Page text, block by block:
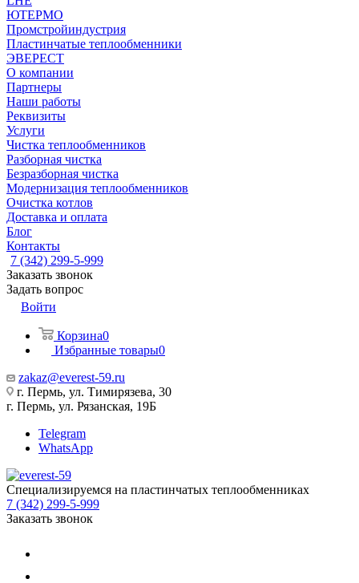
ЮТЕРМО
Промстройиндустрия
Пластинчатые теплообменники
ЭВЕРЕСТ
О компании
Партнеры
Наши работы
Реквизиты
Услуги
Чистка теплообменников
Разборная чистка
Безразборная чистка
Модернизация теплообменников
Очистка котлов
Доставка и оплата
Блог
Контакты
7 (342) 299-5-999
Заказать звонок
Задать вопрос
Войти
Корзина0
Избранные товары0
zakaz@everest-59.ru
г. Пермь, ул. Тимирязева, 30
г. Пермь, ул. Рязанская, 19Б
Telegram
WhatsApp
Специализируемся на пластинчатых теплообменниках
7 (342) 299-5-999
Заказать звонок